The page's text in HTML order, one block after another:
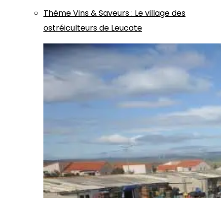
ThèmeVins & Saveurs: Le village des
ostréiculteurs de Leucate